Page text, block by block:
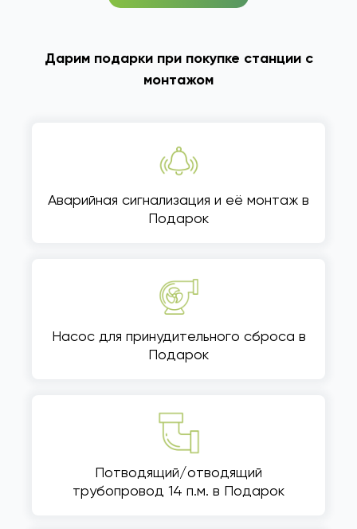
Дарим подарки при покупке станции с
монтажом
Аварийная сигнализация и её монтаж в
Подарок
Насос для принудительного сброса в
Подарок
Потводящий/отводящий
трубопровод 14 п.м. в Подарок